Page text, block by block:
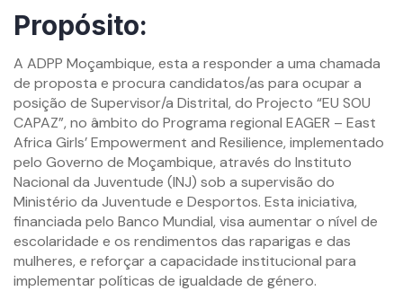
Propósito:
A ADPP Moçambique, esta a responder a uma chamada
de proposta e procura candidatos/as para ocupar a
posição de Supervisor/a Distrital, do Projecto “EU SOU
CAPAZ”, no âmbito do Programa regional EAGER – East
Africa Girls’ Empowerment and Resilience, implementado
pelo Governo de Moçambique, através do Instituto
Nacional da Juventude (INJ) sob a supervisão do
Ministério da Juventude e Desportos. Esta iniciativa,
financiada pelo Banco Mundial, visa aumentar o nível de
escolaridade e os rendimentos das raparigas e das
mulheres, e reforçar a capacidade institucional para
implementar políticas de igualdade de género.